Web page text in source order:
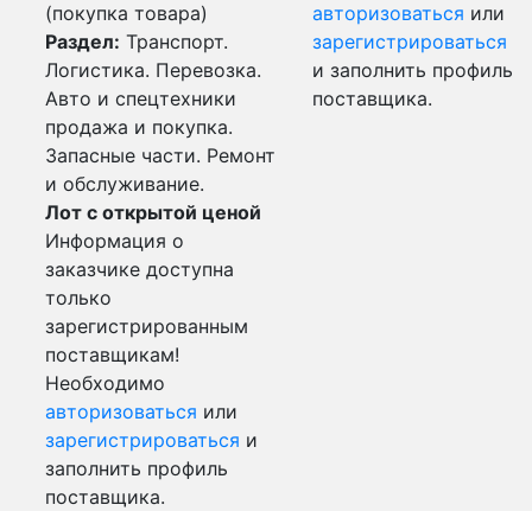
(покупка товара)
Раздел: Транспорт.
Логистика. Перевозка.
Авто и спецтехники
продажа и покупка.
Запасные части. Ремонт
и обслуживание.
Лот с открытой ценой
Информация о
заказчике доступна
только
зарегистрированным
поставщикам!
Необходимо
авторизоваться или
зарегистрироваться и
заполнить профиль
поставщика.
авторизоваться или
зарегистрироваться
и заполнить профиль
поставщика.